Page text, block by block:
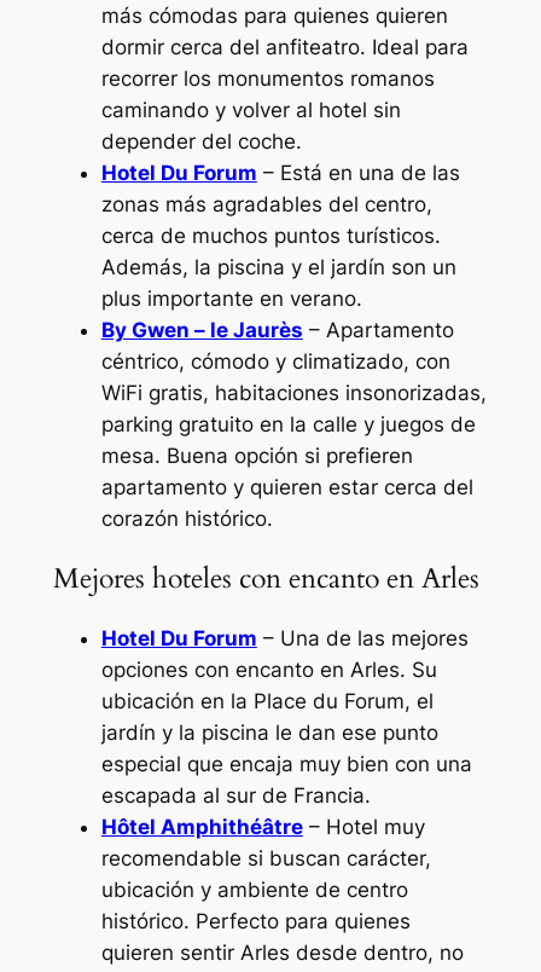
más cómodas para quienes quieren
dormir cerca del anfiteatro. Ideal para
recorrer los monumentos romanos
caminando y volver al hotel sin
depender del coche.
Hotel Du Forum – Está en una de las
zonas más agradables del centro,
cerca de muchos puntos turísticos.
Además, la piscina y el jardín son un
plus importante en verano.
By Gwen – le Jaurès – Apartamento
céntrico, cómodo y climatizado, con
WiFi gratis, habitaciones insonorizadas,
parking gratuito en la calle y juegos de
mesa. Buena opción si prefieren
apartamento y quieren estar cerca del
corazón histórico.
Mejores hoteles con encanto en Arles
Hotel Du Forum – Una de las mejores
opciones con encanto en Arles. Su
ubicación en la Place du Forum, el
jardín y la piscina le dan ese punto
especial que encaja muy bien con una
escapada al sur de Francia.
Hôtel Amphithéâtre– Hotel muy
recomendable si buscan carácter,
ubicación y ambiente de centro
histórico. Perfecto para quienes
quieren sentir Arles desde dentro, no